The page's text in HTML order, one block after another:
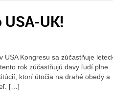
UK!
USA Kongresu sa zúčastňuje
rok zúčastňujú davy ľudí plne
ktorí útočia na drahé obedy a
[…]